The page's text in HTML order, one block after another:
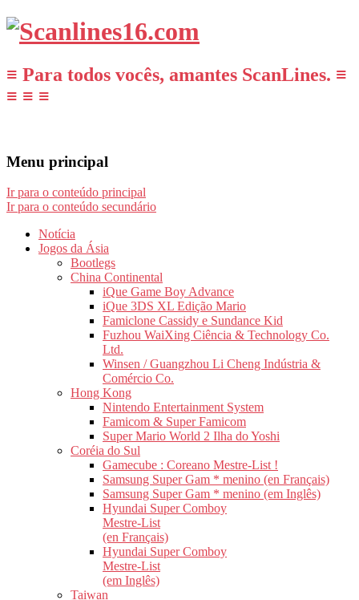
≡ Para todos vocês, amantes ScanLines. ≡
≡ ≡ ≡
Menu principal
Ir para o conteúdo principal
Ir para o conteúdo secundário
Notícia
Jogos da Ásia
Bootlegs
China Continental
iQue Game Boy Advance
iQue 3DS XL Edição Mario
Famiclone Cassidy e Sundance Kid
Fuzhou WaiXing Ciência & Technology Co.
Ltd.
Winsen / Guangzhou Li Cheng Indústria &
Comércio Co.
Hong Kong
Nintendo Entertainment System
Famicom & Super Famicom
Super Mario World 2 Ilha do Yoshi
Coréia do Sul
Gamecube : Coreano Mestre-List !
Samsung Super Gam * menino (en Français)
Samsung Super Gam * menino (em Inglês)
Hyundai Super Comboy
Mestre-List
(en Français)
Hyundai Super Comboy
Mestre-List
(em Inglês)
Taiwan